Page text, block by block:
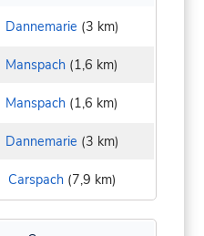
Dannemarie (3 km)
Manspach (1,6 km)
Manspach (1,6 km)
Dannemarie (3 km)
Carspach(7,9 km)